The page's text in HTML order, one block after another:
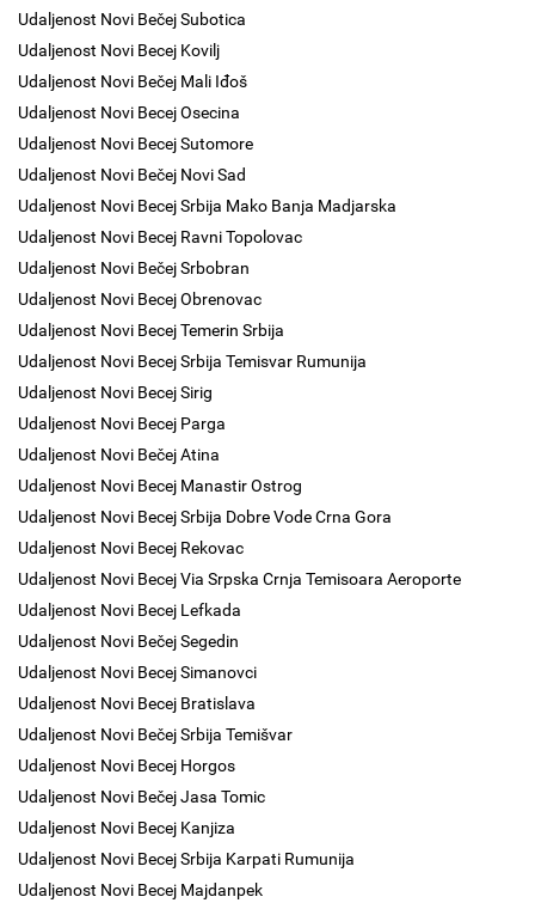
Udaljenost Novi Bečej Subotica
Udaljenost Novi Becej Kovilj
Udaljenost Novi Bečej Mali Iđoš
Udaljenost Novi Becej Osecina
Udaljenost Novi Becej Sutomore
Udaljenost Novi Bečej Novi Sad
Udaljenost Novi Becej Srbija Mako Banja Madjarska
Udaljenost Novi Becej Ravni Topolovac
Udaljenost Novi Bečej Srbobran
Udaljenost Novi Becej Obrenovac
Udaljenost Novi Becej Temerin Srbija
Udaljenost Novi Becej Srbija Temisvar Rumunija
Udaljenost Novi Becej Sirig
Udaljenost Novi Becej Parga
Udaljenost Novi Bečej Atina
Udaljenost Novi Becej Manastir Ostrog
Udaljenost Novi Becej Srbija Dobre Vode Crna Gora
Udaljenost Novi Becej Rekovac
Udaljenost Novi Becej Via Srpska Crnja Temisoara Aeroporte
Udaljenost Novi Becej Lefkada
Udaljenost Novi Bečej Segedin
Udaljenost Novi Becej Simanovci
Udaljenost Novi Becej Bratislava
Udaljenost Novi Bečej Srbija Temišvar
Udaljenost Novi Becej Horgos
Udaljenost Novi Bečej Jasa Tomic
Udaljenost Novi Becej Kanjiza
Udaljenost Novi Becej Srbija Karpati Rumunija
Udaljenost Novi Becej Majdanpek